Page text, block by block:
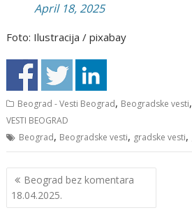
April 18, 2025
Foto: Ilustracija / pixabay
Beograd - Vesti Beograd, Beogradske vesti,
VESTI BEOGRAD
Beograd, Beogradske vesti, gradske vesti,
Кретање
чланка
Beograd bez komentara
18.04.2025.